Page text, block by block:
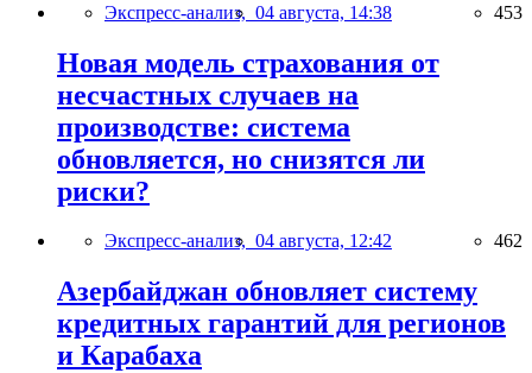
Экспресс-анализ, 04 августа, 14:38 453
Новая модель страхования от
несчастных случаев на
производстве: система
обновляется, но снизятся ли
риски?
Экспресс-анализ, 04 августа, 12:42 462
Азербайджан обновляет систему
кредитных гарантий для регионов
и Карабаха